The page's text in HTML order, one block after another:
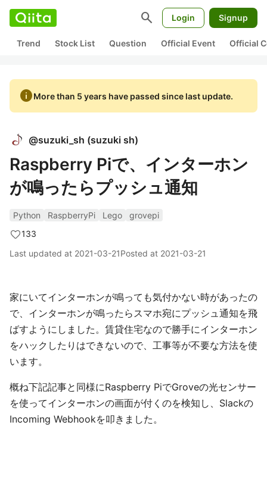
search Login Signup
Trend Stock List Question Official Event Official
infoMore than 5 years have passed since last update.
@suzuki_sh (suzuki sh)
Raspberry Piで、インターホン
が鳴ったらプッシュ通知
Python RaspberryPi Lego
grovepi
133
Last updated at 2021-03-21Posted at 2021-03-21
家にいてインターホンが鳴っても気付かない時があったの
で、インターホンが鳴ったらスマホ宛にプッシュ通知を飛
ばすようにしました。賃貸住宅なので勝手にインターホン
をハックしたりはできないので、工事等が不要な方法を使
います。
概ね下記記事と同様にRaspberry PiでGroveの光センサー
を使ってインターホンの画面が付くのを検知し、Slackの
Incoming Webhookを叩きました。